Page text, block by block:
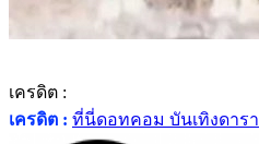
เครดิต :
เครดิต : ที่นี่ดอทคอม บันเทิงดารา